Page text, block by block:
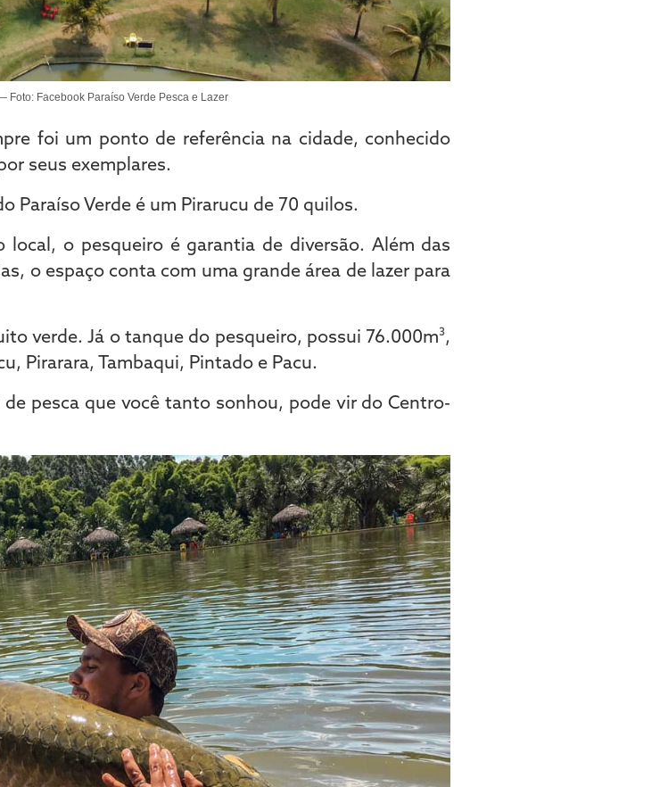
Facebook Paraíso Verde Pesca e Lazer
foi um ponto de referência na cidade, conhecido
seus exemplares.
Paraíso Verde é um Pirarucu de 70 quilos.
o pesqueiro é garantia de diversão. Além das
o espaço conta com uma grande área de lazer para
verde. Já o tanque do pesqueiro, possui 76.000m³,
Pirarara, Tambaqui, Pintado e Pacu.
pesca que você tanto sonhou, pode vir do Centro-